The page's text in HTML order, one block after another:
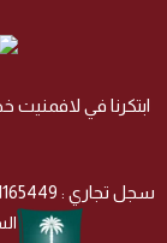
ابتكرنا في
سجل تجاري : 7021165449